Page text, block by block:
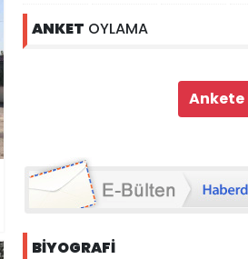
ANKET OYLAMA
BİYOGRAFİ